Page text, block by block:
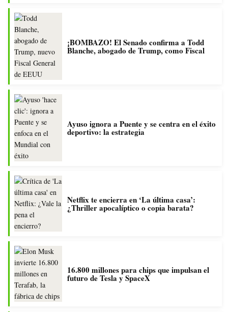
¡BOMBAZO! El Senado confirma a Todd
Blanche, abogado de Trump, como Fiscal
Ayuso ignora a Puente y se centra en el éxito
deportivo: la estrategia
Netflix te encierra en ‘La última casa’:
¿Thriller apocalíptico o copia barata?
16.800 millones para chips que impulsan el
futuro de Tesla y SpaceX